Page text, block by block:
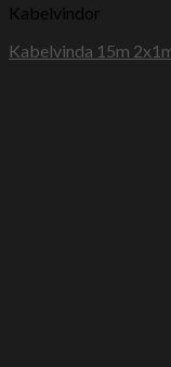
Kabelvindor
Kabelvinda 15m